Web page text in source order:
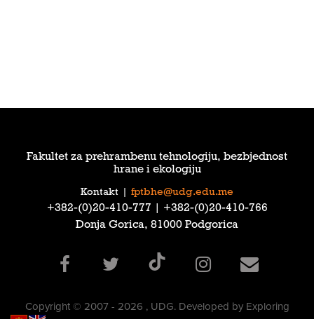
Fakultet za prehrambenu tehnologiju, bezbjednost
hrane i ekologiju
Kontakt fptbhe@udg.edu.me
‎+382-(0)20-410-777‎ | ‎+382-(0)20-410-766‎
Donja Gorica, 81000 Podgorica
Copyright © 2007 - 2026 , UDG. Developed by Exploring